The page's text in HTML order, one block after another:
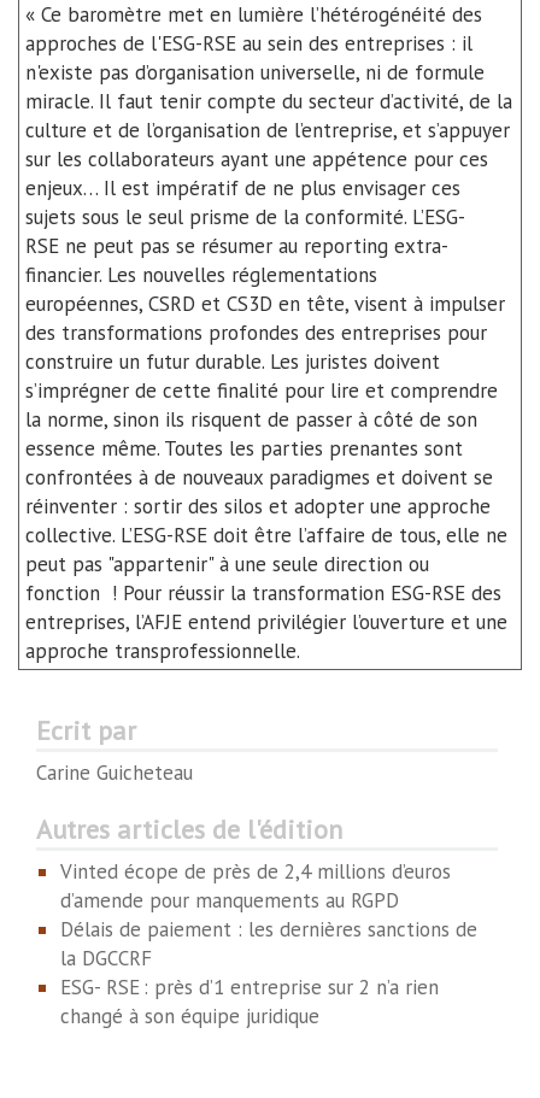
« Ce baromètre met en lumière l’hétérogénéité des
approches de l'ESG-RSE au sein des entreprises : il
n'existe pas d’organisation universelle, ni de formule
miracle. Il faut tenir compte du secteur d’activité, de la
culture et de l’organisation de l’entreprise, et s’appuyer
sur les collaborateurs ayant une appétence pour ces
enjeux… Il est impératif de ne plus envisager ces
sujets sous le seul prisme de la conformité. L’ESG-
RSE ne peut pas se résumer au reporting extra-
financier. Les nouvelles réglementations
européennes, CSRD et CS3D en tête, visent à impulser
des transformations profondes des entreprises pour
construire un futur durable. Les juristes doivent
s’imprégner de cette finalité pour lire et comprendre
la norme, sinon ils risquent de passer à côté de son
essence même. Toutes les parties prenantes sont
confrontées à de nouveaux paradigmes et doivent se
réinventer : sortir des silos et adopter une approche
collective. L’ESG-RSE doit être l’affaire de tous, elle ne
peut pas "appartenir" à une seule direction ou
fonction ! Pour réussir la transformation ESG-RSE des
entreprises, l’AFJE entend privilégier l’ouverture et une
approche transprofessionnelle.
Ecrit par
Carine Guicheteau
Autres articles de l'édition
Vinted écope de près de 2,4 millions d’euros
d’amende pour manquements au RGPD
Délais de paiement : les dernières sanctions de
la DGCCRF
ESG- RSE : près d’1 entreprise sur 2 n’a rien
changé à son équipe juridique